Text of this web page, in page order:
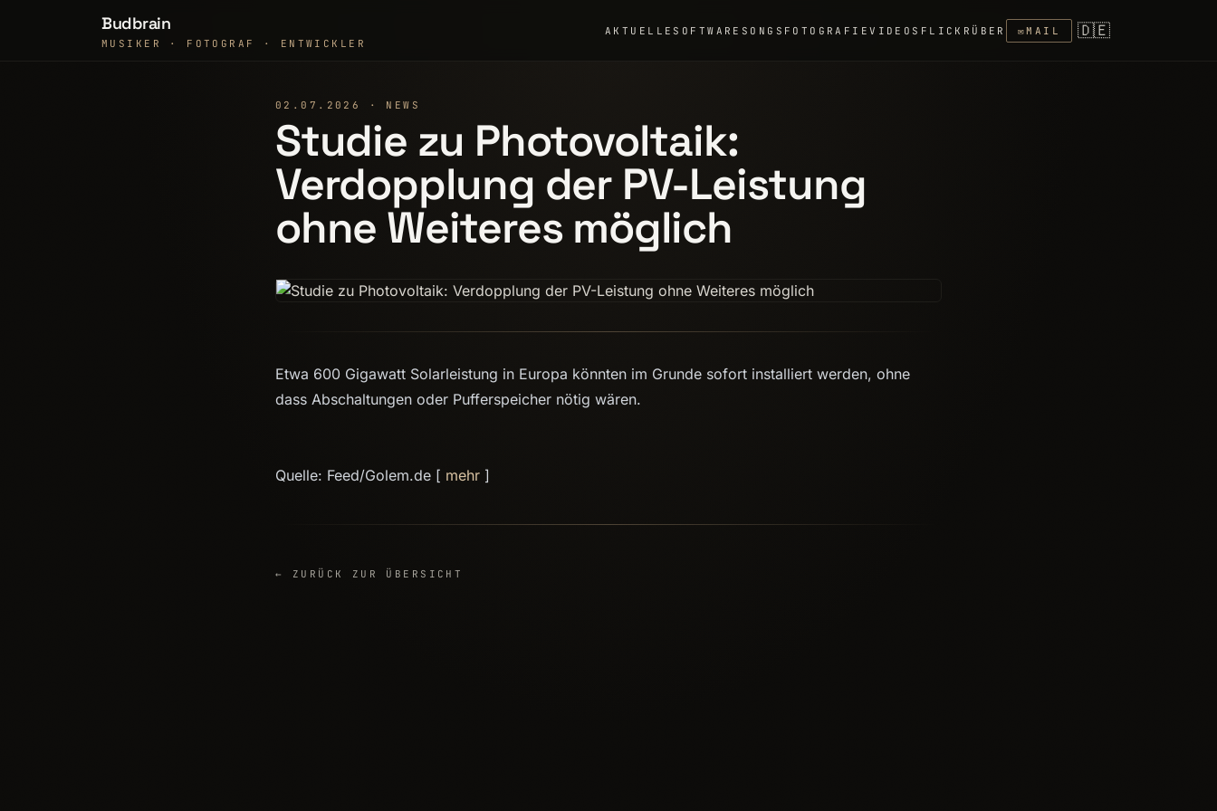
Budbrain
MUSIKER · FOTOGRAF · ENTWICKLER
AKTUELLE SOFTWARE SONGS FOTOGRAFIEVIDEOS FLICKR ÜBER ✉MAIL 🇩🇪
02.07.2026 · NEWS
Studie zu Photovoltaik:
Verdopplung der PV-Leistung
ohne Weiteres möglich
Etwa 600 Gigawatt Solarleistung in Europa könnten im Grunde sofort installiert werden, ohne
dass Abschaltungen oder Pufferspeicher nötig wären.
Quelle: Feed/Golem.de [ mehr ]
← ZURÜCK ZUR ÜBERSICHT